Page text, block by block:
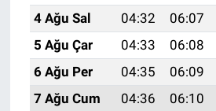
4 Ağu Sal
04:32 06:07
5 Ağu Çar
04:33 06:08
6 Ağu Per
04:35 06:09
7 Ağu Cum
04:36 06:10